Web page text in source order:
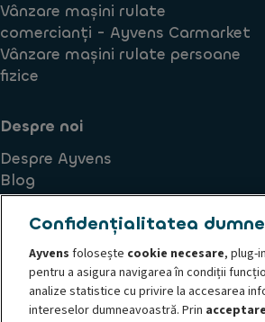
Vânzare mașini rulate
comercianți - Ayvens Carmarket
Vânzare mașini rulate persoane
fizice
Despre noi
Despre Ayvens
Blog
Carieră
Principii de conduită și etică Politica
Confidențialitatea
Ayvens folosește cookie necesare, plug-
pentru a asigura navigarea în condiții
analize statistice cu privire la accesarea
intereselor dumneavoastră. Prin